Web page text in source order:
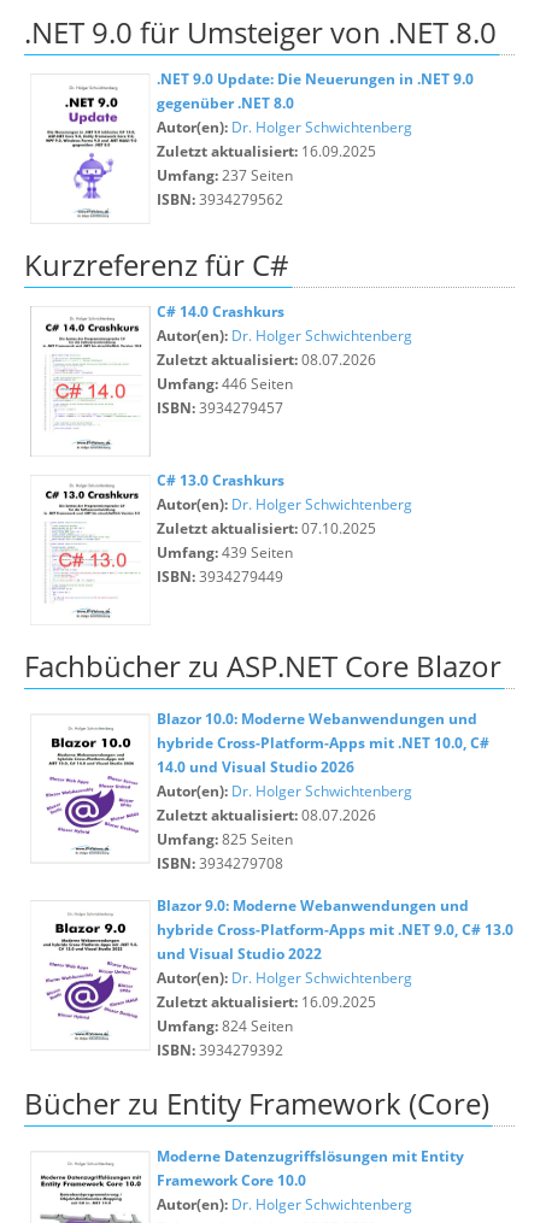
.NET 9.0 für Umsteiger von .NET 8.0
.NET 9.0 Update: Die Neuerungen in .NET 9.0
gegenüber .NET 8.0
Autor(en): Dr. Holger Schwichtenberg
Zuletzt aktualisiert: 16.09.2025
Umfang:237 Seiten
ISBN:3934279562
Kurzreferenz für C#
C# 14.0 Crashkurs
Autor(en): Dr. Holger Schwichtenberg
Zuletzt aktualisiert:08.07.2026
Umfang:446 Seiten
ISBN:3934279457
C# 13.0 Crashkurs
Autor(en): Dr. Holger Schwichtenberg
Zuletzt aktualisiert:07.10.2025
Umfang:439 Seiten
ISBN:3934279449
Fachbücher zu ASP.NET Core Blazor
Blazor 10.0: Moderne Webanwendungen und
hybride Cross-Platform-Apps mit .NET 10.0, C#
14.0 und Visual Studio 2026
Autor(en): Dr. Holger Schwichtenberg
Zuletzt aktualisiert:08.07.2026
Umfang:825 Seiten
ISBN:3934279708
Blazor 9.0: Moderne Webanwendungen und
hybride Cross-Platform-Apps mit .NET 9.0, C# 13.0
und Visual Studio 2022
Autor(en): Dr. Holger Schwichtenberg
Zuletzt aktualisiert: 16.09.2025
Umfang:824 Seiten
ISBN:3934279392
Bücher zu Entity Framework (Core)
Moderne Datenzugriffslösungen mit Entity
Framework Core 10.0
Autor(en): Dr. Holger Schwichtenberg